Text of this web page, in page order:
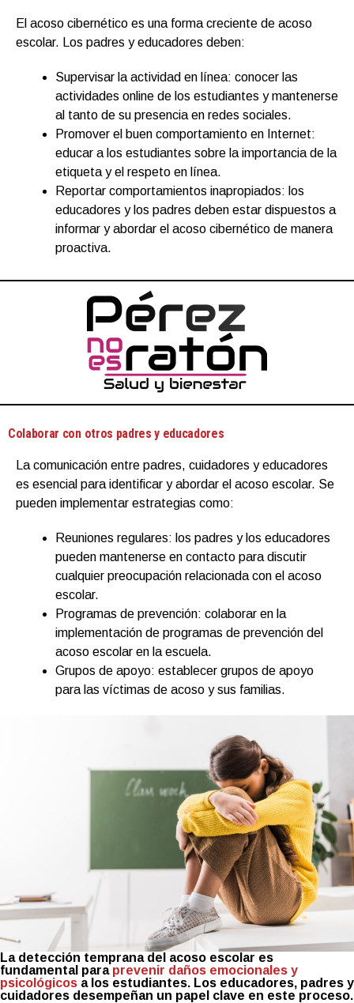
El acoso cibernético es una forma creciente de acoso
escolar. Los padres y educadores deben:
Supervisar la actividad en línea: conocer las
actividades online de los estudiantes y mantenerse
al tanto de su presencia en redes sociales.
Promover el buen comportamiento en Internet:
educar a los estudiantes sobre la importancia de la
etiqueta y el respeto en línea.
Reportar comportamientos inapropiados: los
educadores y los padres deben estar dispuestos a
informar y abordar el acoso cibernético de manera
proactiva.
Colaborar con otros padres y educadores
La comunicación entre padres, cuidadores y educadores
es esencial para identificar y abordar el acoso escolar. Se
pueden implementar estrategias como:
Reuniones regulares: los padres y los educadores
pueden mantenerse en contacto para discutir
cualquier preocupación relacionada con el acoso
escolar.
Programas de prevención: colaborar en la
implementación de programas de prevención del
acoso escolar en la escuela.
Grupos de apoyo: establecer grupos de apoyo
para las víctimas de acoso y sus familias.
La detección temprana del acoso escolar es
fundamental para prevenir daños emocionales y
psicológicos a los estudiantes. Los educadores, padres y
cuidadores desempeñan un papel clave en este proceso.